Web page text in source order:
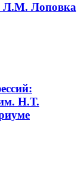
Л.М. Лоповка
Н.Т.